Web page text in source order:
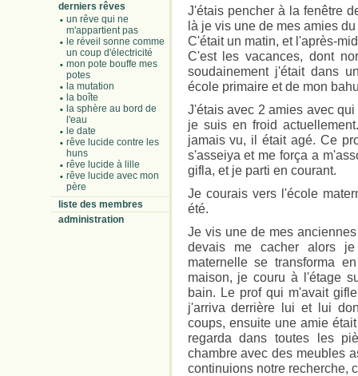
derniers rêves
un rêve qui ne
m'appartient pas
le réveil sonne comme
un coup d'électricité
mon pote bouffe mes
potes
la mutation
la boîte
la sphère au bord de
l'eau
le date
rêve lucide contre les
huns
rêve lucide à lille
rêve lucide avec mon
père
liste des membres
administration
J'étais pencher à la fenêtre
là je vis une de mes amies
C'était un matin, et l'après-
C'est les vacances, dont
soudainement j'était dans
école primaire et de mon
J'étais avec 2 amies avec
je suis en froid
jamais vu, il était agé. Ce
s'asseiya et me força a
gifla, et je parti en courant.
Je courais vers l'école
été.
Je vis une de mes
devais me cacher alors
maternelle se transforma
maison, je couru à l'étage
bain. Le prof qui m'avait
j'arriva derrière lui et lui
coups, ensuite une amie
regarda dans toutes les
chambre avec des meubles
continuions notre recherche,